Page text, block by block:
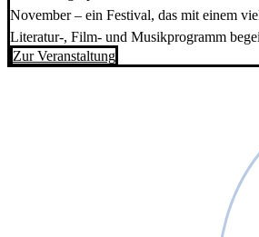
November – ein Festival, das mit einem
Literatur-, Film- und Musikprogramm
Zur Veranstaltung